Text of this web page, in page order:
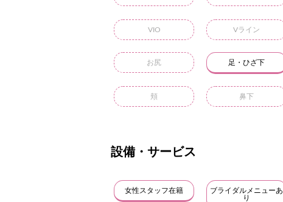
VIO Vライン
お尻 足・ひざ下
頬 鼻下
設備・サービス
女性スタッフ在籍
ブライダルメニューあ
り